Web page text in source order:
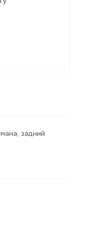
задний